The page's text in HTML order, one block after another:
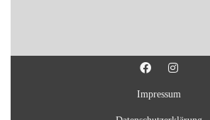
Impressum